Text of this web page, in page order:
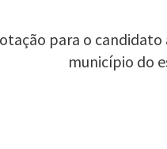
para o
município do